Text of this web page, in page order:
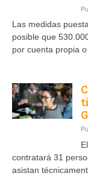
Las medidas
posible que
por cuenta propia
contratará 31
asistan